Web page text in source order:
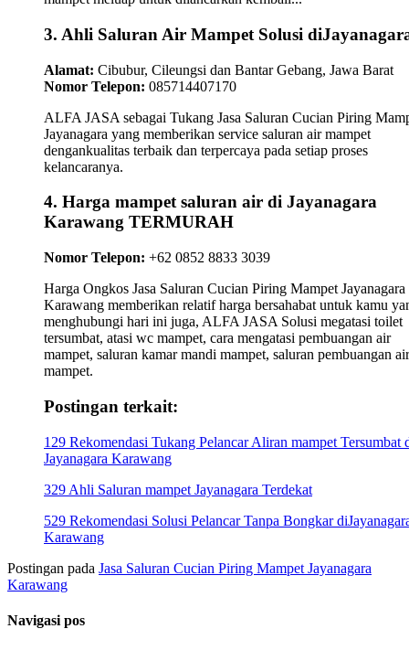
3. Ahli Saluran Air Mampet Solusi
Alamat: Cibubur, Cileungsi dan Bantar Gebang, Jawa Barat
Nomor Telepon: 085714407170
ALFA JASA sebagai Tukang Jasa Saluran Cucian Piring
Jayanagara yang memberikan service saluran air mampet
dengankualitas terbaik dan terpercaya pada setiap proses
kelancaranya.
4. Harga mampet saluran air di Jayanagara
Karawang TERMURAH
Nomor Telepon: +62 0852 8833 3039
Harga Ongkos Jasa Saluran Cucian Piring Mampet Jayanagara
Karawang memberikan relatif harga bersahabat untuk kamu
menghubungi hari ini juga, ALFA JASA Solusi megatasi toilet
tersumbat, atasi wc mampet, cara mengatasi pembuangan air
mampet, saluran kamar mandi mampet, saluran pembuangan air
mampet.
Postingan terkait:
129 Rekomendasi Tukang Pelancar Aliran mampet Tersumbat
Jayanagara Karawang
329 Ahli Saluran mampet Jayanagara Terdekat
529 Rekomendasi Solusi Pelancar Tanpa Bongkar
Karawang
Postingan pada Jasa Saluran Cucian Piring Mampet Jayanagara
Karawang
Navigasi pos